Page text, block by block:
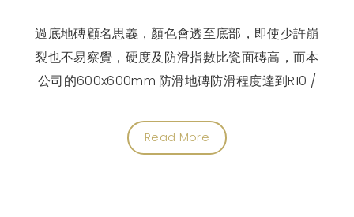
過底地磚顧名思義，顏色會透至底部，即使少許崩
裂也不易察覺，硬度及防滑指數比瓷面磚高，而本
公司的600x600mm 防滑地磚防滑程度達到R10 /
Read More